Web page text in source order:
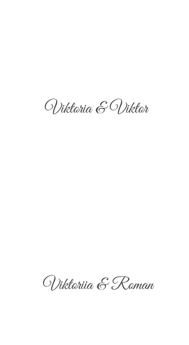
Viktoria & Viktor
Viktoriia & Roman